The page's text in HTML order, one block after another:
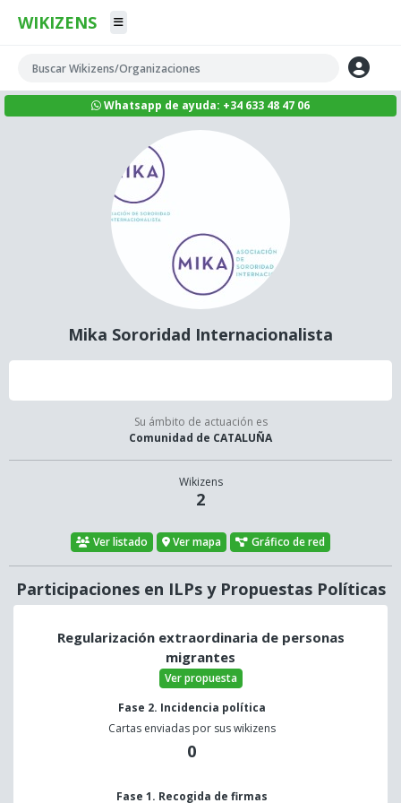
WIKIZENS
Whatsapp de ayuda: +34 633 48 47 06
Mika Sororidad Internacionalista
Su ámbito de actuación es
Comunidad de CATALUÑA
Wikizens
2
Ver listado Ver mapa Gráfico de red
Participaciones en ILPs y Propuestas Políticas
Regularización extraordinaria de personas
migrantes
Ver propuesta
Fase 2. Incidencia política
Cartas enviadas por sus wikizens
0
Fase 1. Recogida de firmas